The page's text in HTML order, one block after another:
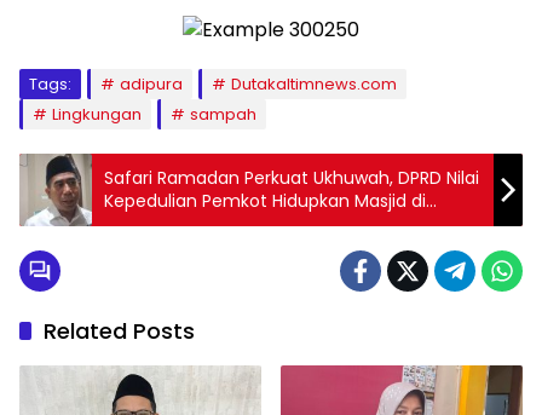
Tags: adipura
Dutakaltimnews.com
Lingkungan
sampah
Safari Ramadan Perkuat Ukhuwah, DPRD Nilai
Kepedulian Pemkot Hidupkan Masjid di
Balikpapan
Related Posts